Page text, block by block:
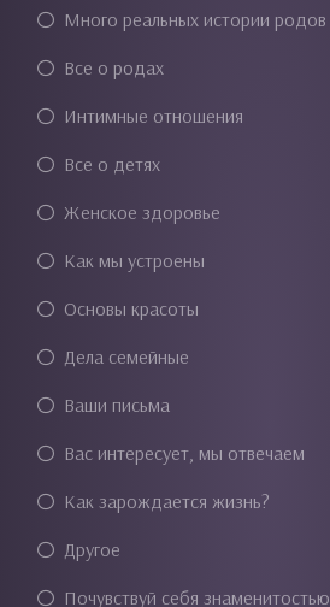
Много реальных истории родов
Все о родах
Интимные отношения
Все о детях
Женское здоровье
Как мы устроены
Основы красоты
Дела семейные
Ваши письма
Вас интересует, мы отвечаем
Как зарождается жизнь?
Другое
Почувствуй себя знаменитостью